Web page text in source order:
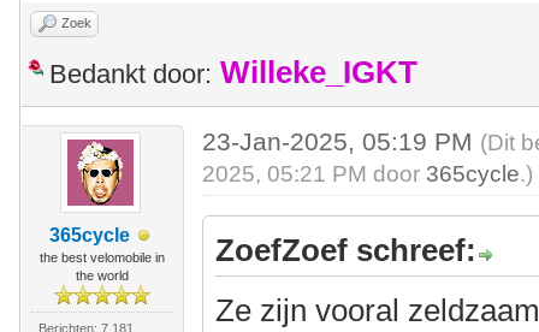
Zoek
Bedankt door: Willeke_IGKT
365cycle
the best velomobile in
the world
Berichten: 7.181
23-Jan-2025, 05:19 PM (Dit
2025, 05:21 PM door 365cycle.)
ZoefZoef schreef:
Ze zijn vooral